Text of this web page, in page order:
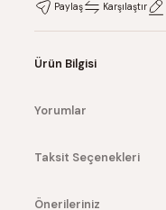
Paylaş Karşılaştır
Ürün Bilgisi
Yorumlar
Taksit Seçenekleri
Önerileriniz